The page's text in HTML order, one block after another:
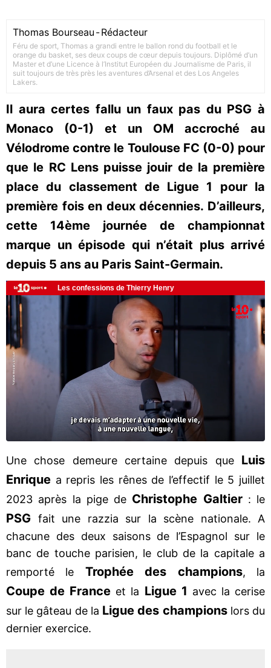
Thomas Bourseau -Rédacteur
Féru de sport, Thomas a grandi entre le ballon rond du football et le
orange du basket, ses deux coups de cœur depuis toujours. Diplômé d’un
Master et d’une Licence à l’Institut Européen du Journalisme de Paris, il
suit toujours de très près les aventures d’Arsenal et des Los Angeles
Lakers.
Il aura certes fallu un faux pas du PSG à
Monaco (0-1) et un OM accroché au
Vélodrome contre le Toulouse FC (0-0) pour
que le RC Lens puisse jouir de la première
place du classement de Ligue 1 pour la
première fois en deux décennies. D’ailleurs,
cette 14ème journée de championnat
marque un épisode qui n’était plus arrivé
depuis 5 ans au Paris Saint-Germain.
Une chose demeure certaine depuis que Luis
Enrique a repris les rênes de l’effectif le 5 juillet
2023 après la pige de Christophe Galtier : le
PSG fait une razzia sur la scène nationale. A
chacune des deux saisons de l’Espagnol sur le
banc de touche parisien, le club de la capitale a
remporté le Trophée des champions, la
Coupe de France et la Ligue 1 avec la cerise
sur le gâteau de la Ligue des champions lors du
dernier exercice.